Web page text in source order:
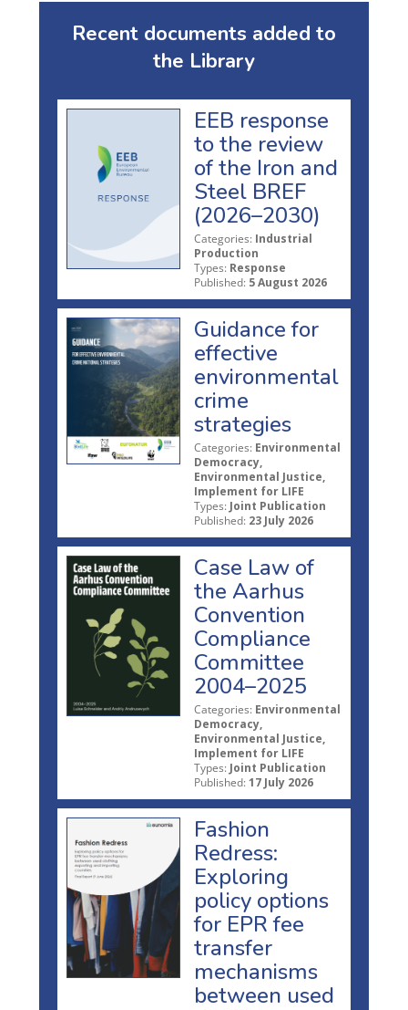
Recent documents added to
the Library
EEB response
to the review
of the Iron and
Steel BREF
(2026–2030)
Categories: Industrial
Production
Types: Response
Published: 5 August 2026
Guidance for
effective
environmental
crime
strategies
Categories: Environmental
Democracy,
Environmental Justice,
Implement for LIFE
Types: Joint Publication
Published: 23 July 2026
Case Law of
the Aarhus
Convention
Compliance
Committee
2004–2025
Categories: Environmental
Democracy,
Environmental Justice,
Implement for LIFE
Types: Joint Publication
Published: 17 July 2026
Fashion
Redress:
Exploring
policy options
for EPR fee
transfer
mechanisms
between used